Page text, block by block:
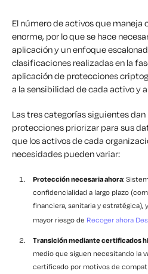
El número de activos que maneja
enorme, por lo que se hace
aplicación y un enfoque
clasificaciones realizadas en la
aplicación de protecciones
a la sensibilidad de cada activo y
Las tres categorías siguientes
protecciones priorizar para sus
que los activos de cada
necesidades pueden variar:
Protección necesaria ahora:
confidencialidad a largo plazo
financiera, sanitaria y estratégica),
mayor riesgo de Recoger ahora
Transición mediante certificados
medio que siguen necesitando la
certificado por motivos de